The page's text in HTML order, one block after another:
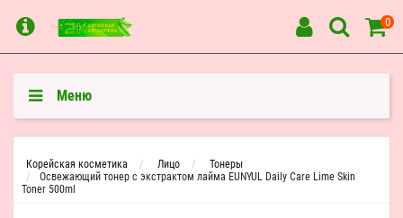
0
Меню
Корейская косметика Лицо
Тонеры
Освежающий тонер с экстрактом лайма EUNYUL Daily Care Lime Skin
Toner 500ml